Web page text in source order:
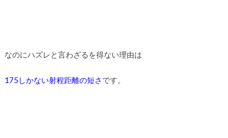
なのにハズレと言わざるを得ない理由は
175しかない射程距離の短さ です。